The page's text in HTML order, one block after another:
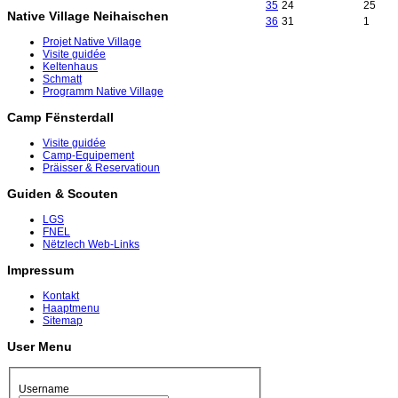
Native Village Neihaischen
Projet Native Village
Visite guidée
Keltenhaus
Schmatt
Programm Native Village
Camp Fënsterdall
Visite guidée
Camp-Equipement
Präisser & Reservatioun
Guiden & Scouten
LGS
FNEL
Nëtzlech Web-Links
Impressum
Kontakt
Haaptmenu
Sitemap
User Menu
Username
35 24 25
36 31 1